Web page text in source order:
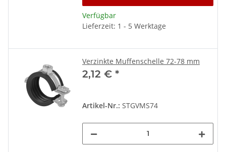
Verfügbar
Lieferzeit: 1 - 5 Werktage
Verzinkte Muffenschelle 72-78 mm
2,12 € *
Artikel-Nr.: STGVMS74